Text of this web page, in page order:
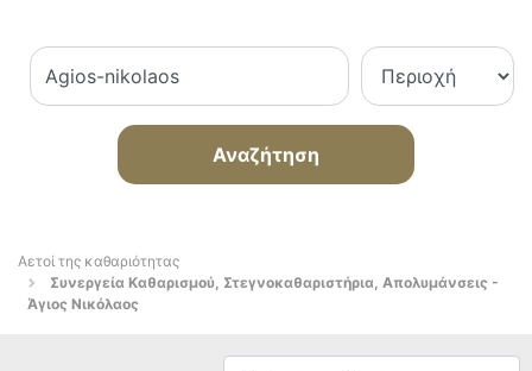
Αναζήτηση
Αετοί της καθαριότητας
Συνεργεία Καθαρισμού, Στεγνοκαθαριστήρια, Απολυμάνσεις -
Άγιος Νικόλαος